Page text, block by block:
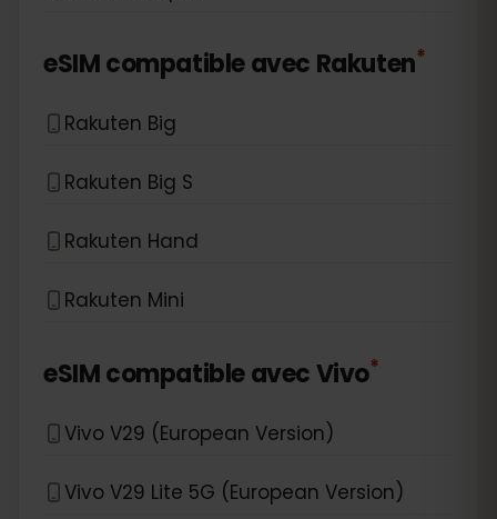
eSIM compatible avec Rakuten*
Rakuten Big
Rakuten Big S
Rakuten Hand
Rakuten Mini
eSIM compatible avecVivo*
Vivo V29 (European Version)
Vivo V29 Lite 5G (European Version)